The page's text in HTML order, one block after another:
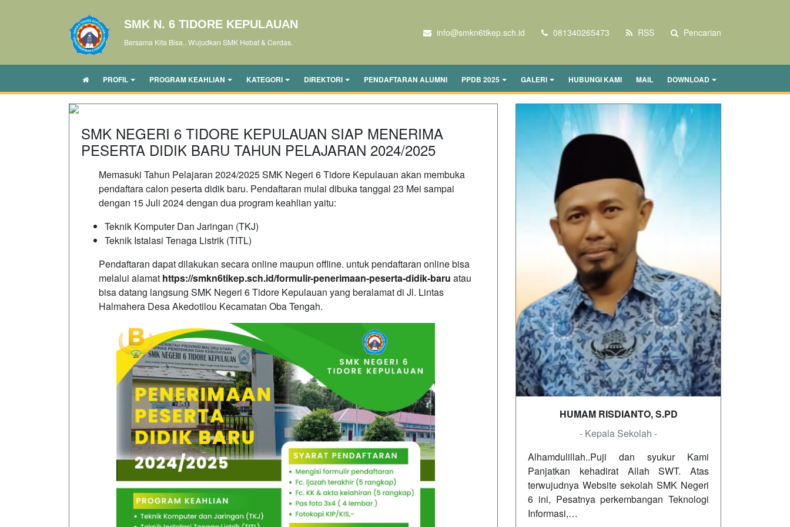
SMK N. 6 TIDORE KEPULAUAN
Bersama Kita Bisa.. Wujudkan SMK Hebat & Cerdas.
info@smkn6tikep.sch.id 081340265473 RSS Pencarian
PROFIL PROGRAM KEAHLIAN KATEGORI DIREKTORI PENDAFTARAN ALUMNI PPDB 2025 GALERI HUBUNGI KAMI MAIL DOWNLOAD
SMK NEGERI 6 TIDORE KEPULAUAN SIAP MENERIMA
PESERTA DIDIK BARU TAHUN PELAJARAN 2024/2025
Memasuki Tahun Pelajaran 2024/2025 SMK Negeri 6 Tidore Kepulauan akan membuka
pendaftara calon peserta didik baru. Pendaftaran mulai dibuka tanggal 23 Mei sampai
dengan 15 Juli 2024 dengan dua program keahlian yaitu:
Teknik Komputer Dan Jaringan (TKJ)
Teknik Istalasi Tenaga Listrik (TITL)
Pendaftaran dapat dilakukan secara online maupun offline. untuk pendaftaran online bisa
melalui alamat https://smkn6tikep.sch.id/formulir-penerimaan-peserta-didik-baru atau
bisa datang langsung SMK Negeri 6 Tidore Kepulauan yang beralamat di Jl. Lintas
Halmahera Desa Akedotilou Kecamatan Oba Tengah.
HUMAM RISDIANTO, S.PD
- Kepala Sekolah -
Alhamdulillah..Puji dan syukur Kami
Panjatkan kehadirat Allah SWT. Atas
terwujudnya Website sekolah SMK Negeri
6 ini, Pesatnya perkembangan Teknologi
Informasi,…